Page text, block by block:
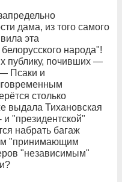
дама, из того самого
эта
народа"!
публику, почивших —
— Псаки и
столько
выдала Тихановская
"президентской"
набрать багаж
"принимающим
"независимым"